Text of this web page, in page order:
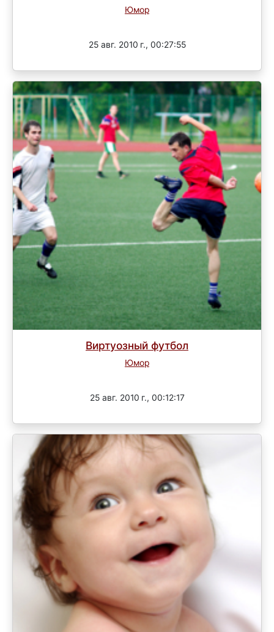
Юмор
25 авг. 2010 г., 00:27:55
Виртуозный футбол
Юмор
25 авг. 2010 г., 00:12:17